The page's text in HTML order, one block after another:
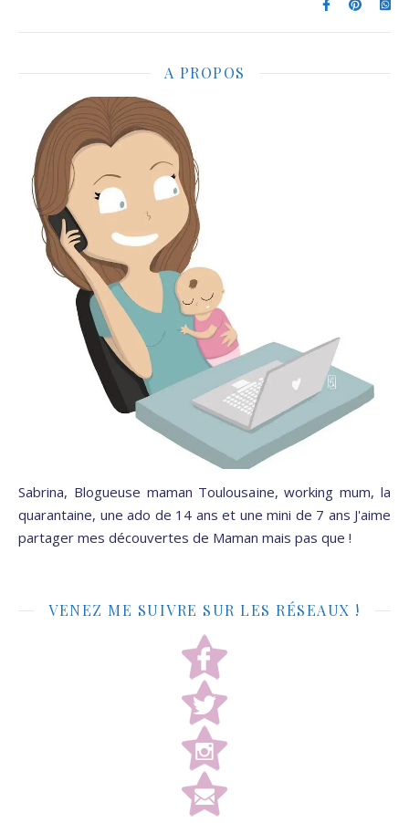
A PROPOS
Sabrina, Blogueuse maman Toulousaine, working mum, la
quarantaine, une ado de 14 ans et une mini de 7 ans J'aime
partager mes découvertes de Maman mais pas que !
VENEZ ME SUIVRE SUR LES RÉSEAUX !